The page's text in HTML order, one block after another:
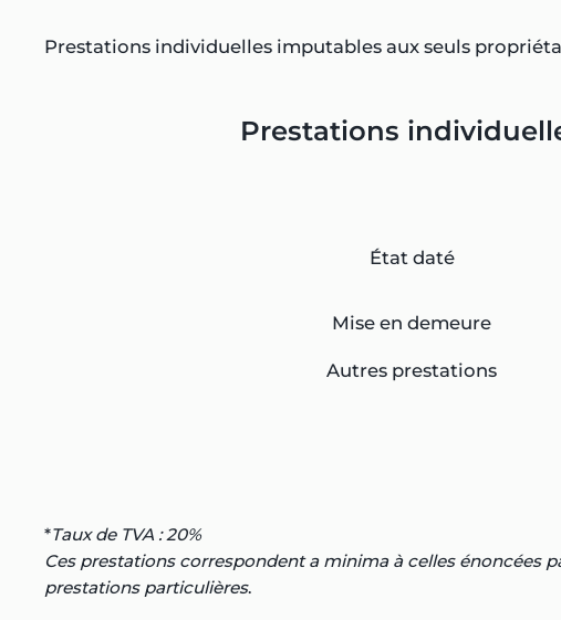
Prestations individuelles imputables aux seuls
Prestations
État daté
Mise en demeure
Autres prestations
*Taux de TVA : 20%
Ces prestations correspondent a minima à celles énoncées
prestations particulières.